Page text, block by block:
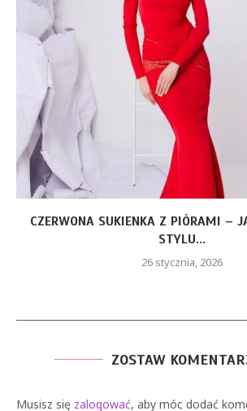
CZERWONA SUKIENKA Z PIÓRAMI –
STYLU...
26 stycznia, 2026
ZOSTAW
Musisz się zalogować, aby móc dodać